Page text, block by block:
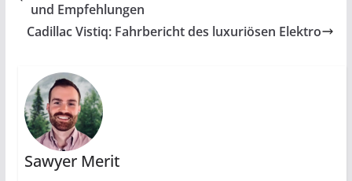
und Empfehlungen
Cadillac Vistiq: Fahrbericht des luxuriösen Elektro
Sawyer Merit